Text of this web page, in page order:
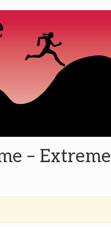
– Extreme